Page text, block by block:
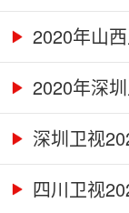
2020年山
2020年深
深圳卫视
四川卫视